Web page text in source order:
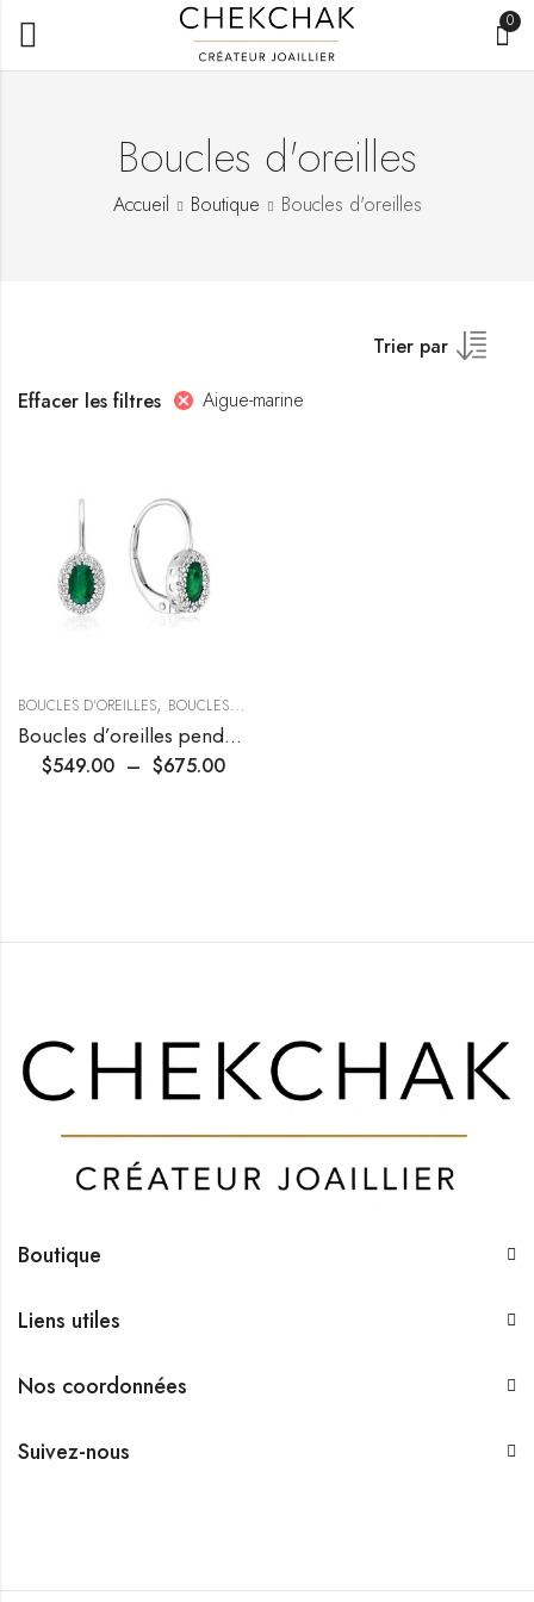
0
Boucles d'oreilles
Accueil Boutique Boucles d'oreilles
Trier par
Effacer les filtres
Aigue-marine
BOUCLES D'OREILLES, BOUCLES PENDANTES
Boucles d’oreilles pendantes ovales à halo de diamants et pierres précieuses
$549.00 – $675.00
Boutique
Liens utiles
Nos coordonnées
Suivez-nous